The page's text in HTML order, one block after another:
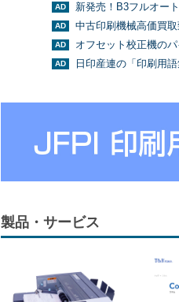
新発売！B3フルオー
中古印刷機械高価買
オフセット校正機の
日印産連の「印刷用
製品・サービス